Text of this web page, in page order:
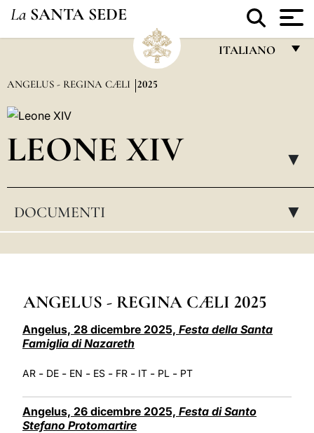
La SANTA SEDE
ITALIANO
ESPAÑOL
中文
LATINE
ANGELUS - REGINA CÆLI 2025
LEONE XIV ▸
DOCUMENTI ▸
ANGELUS - REGINA CÆLI 2025
Angelus, 28 dicembre 2025, Festa della Santa
Famiglia di Nazareth
AR - DE - EN - ES - FR - IT - PL - PT
Angelus, 26 dicembre 2025, Festa di Santo
Stefano Protomartire